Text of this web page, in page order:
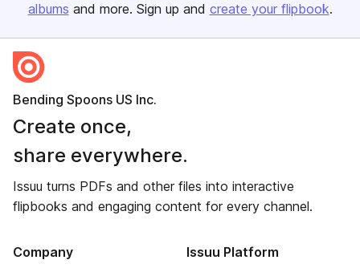
albums and more. Sign up and create your flipbook.
Bending Spoons US Inc.
Create once,
share everywhere.
Issuu turns PDFs and other files into interactive
flipbooks and engaging content for every channel.
Company Issuu Platform